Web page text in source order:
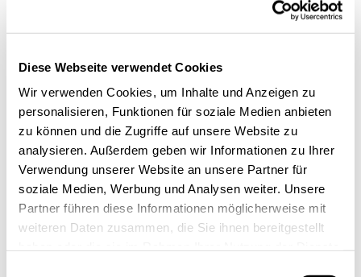
Diese Webseite verwendet Cookies
Wir verwenden Cookies, um Inhalte und Anzeigen zu
personalisieren, Funktionen für soziale Medien anbieten
zu können und die Zugriffe auf unsere Website zu
analysieren. Außerdem geben wir Informationen zu Ihrer
Verwendung unserer Website an unsere Partner für
soziale Medien, Werbung und Analysen weiter. Unsere
Partner führen diese Informationen möglicherweise mit
weiteren Daten zusammen, die Sie ihnen bereitgestellt
Produkte an den Markt zu bringen und sich so von der
strategisch durchdachter Einführung den
Unternehmenswert eines Unternehmens erhöhen,
dadurch den Unternehmenserhalt langfristig absichern
und als Top-Differenzierungsmerkmal im Wettbewerb
verstanden werden.[2]